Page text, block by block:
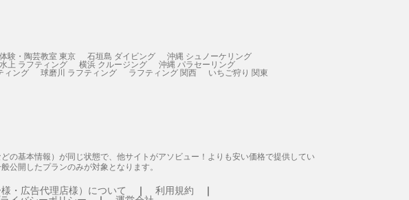
験・陶芸教室 東京 石垣島 ダイビング 沖縄 シュノーケリング
水上 ラフティング 横浜 クルージング 沖縄 パラセーリング
ィング 球磨川 ラフティング ラフティング 関西 いちご狩り 関東
の基本情報）が同じ状態で、他サイトがアソビュー！よりも安い価格で提供してい
公開したプランのみが対象となります。
・広告代理店様）について 利用規約